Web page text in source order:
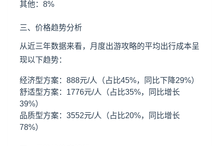
其他：8%
三、价格趋势分析
从近三年数据来看，月度出游攻略的平均出行成本呈
现以下趋势：
经济型方案：888元/人（占比45%，同比下降29%）
舒适型方案：1776元/人（占比35%，同比增长
39%）
品质型方案：3552元/人（占比20%，同比增长
78%）